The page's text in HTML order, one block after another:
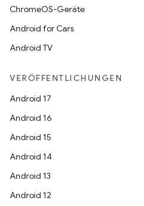
ChromeOS-Geräte
Android for Cars
Android TV
VERÖFFENTLICHUNGEN
Android 17
Android 16
Android 15
Android 14
Android 13
Android 12